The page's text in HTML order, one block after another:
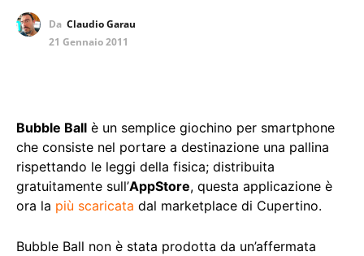
Da Claudio Garau
21 Gennaio 2011
Bubble Ball è un semplice giochino per smartphone
che consiste nel portare a destinazione una pallina
rispettando le leggi della fisica; distribuita
gratuitamente sull’AppStore, questa applicazione è
ora la più scaricata dal marketplace di Cupertino.
Bubble Ball non è stata prodotta da un’affermata